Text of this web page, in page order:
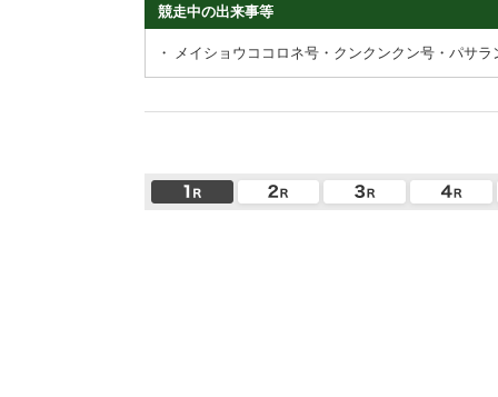
競走中の出来事等
・ メイショウココロネ号・クンクンクン号・パサ